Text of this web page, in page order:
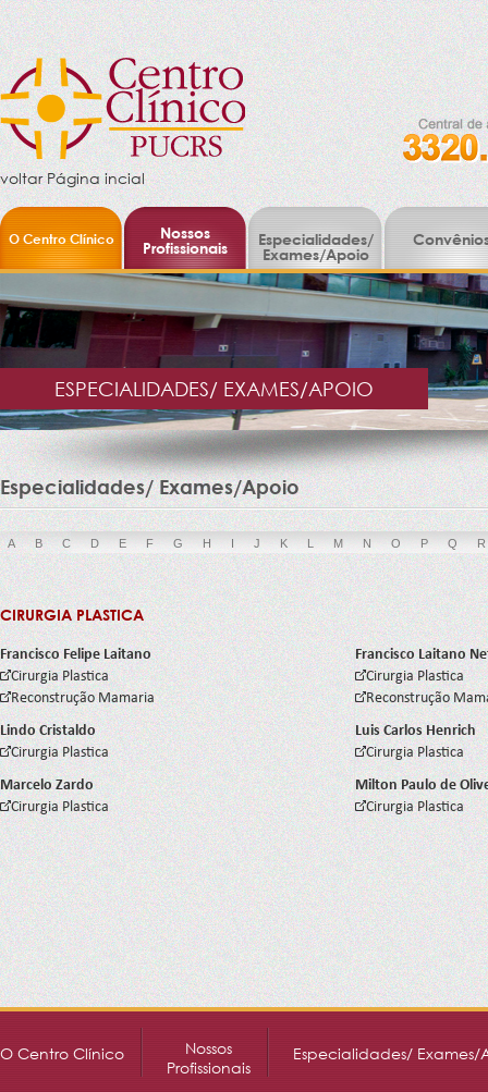
voltar Página incial
O Centro Clínico
Nossos
Profissionais
Especialidades/
Exames/Apoio
ESPECIALIDADES/ EXAMES/APOIO
Especialidades/ Exames/Apoio
A B C D E F G H I J K L M N O P Q R
CIRURGIA PLASTICA
Francisco Felipe Laitano
Cirurgia Plastica
Reconstrução Mamaria
Lindo Cristaldo
Cirurgia Plastica
Marcelo Zardo
Cirurgia Plastica
Francisco Laitano
Cirurgia Plastica
Reconstrução
Luis Carlos Henrich
Cirurgia Plastica
Milton Paulo de
Cirurgia Plastica
O Centro Clínico
Nossos
Profissionais
Especialidades/ Exames/